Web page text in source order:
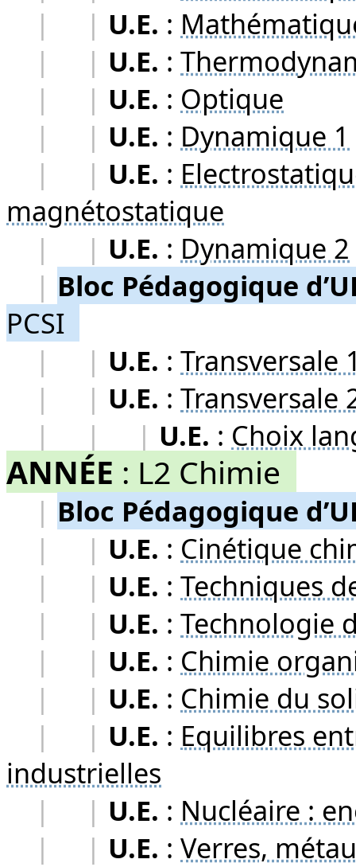
|
| U.E. :
|
| U.E. :
|
| U.E. : Optique
|
| U.E. : Dynamique 1
|
| U.E. :
magnétostatique
|
| U.E. : Dynamique 2
| Bloc Pédagogique
PCSI
|
| U.E. : Transversale
|
| U.E. : Transversale
|
| | U.E. : Choix
ANNÉE : L2 Chimie
| Bloc Pédagogique
|
| U.E. : Cinétique
|
| U.E. : Techniques
|
| U.E. : Technologie
|
| U.E. : Chimie
|
| U.E. : Chimie du
|
| U.E. : Equilibres
industrielles
|
| U.E. : Nucléaire :
|
| U.E. : Verres,